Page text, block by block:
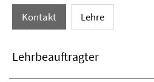
Kontakt Lehre
Lehrbeauftragter